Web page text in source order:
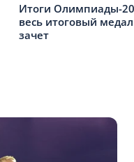
Итоги Олимпиады-
весь итоговый
зачет